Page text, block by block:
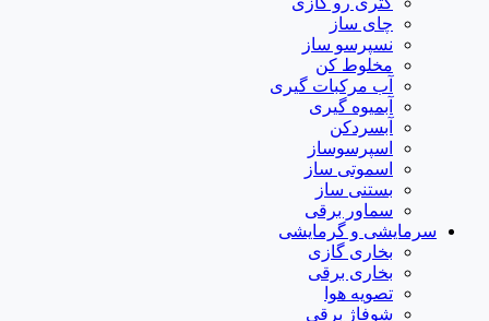
چای ساز
نسپرسو ساز
مخلوط کن
آب مرکبات گیری
آبمیوه گیری
آبسردکن
اسپرسوساز
اسموتی ساز
بستنی ساز
سماور برقی
سرمایشی و گرمایشی
بخاری گازی
بخاری برقی
تصویه هوا
شوفاژ برقی